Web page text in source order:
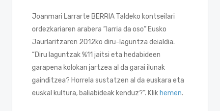
Joanmari Larrarte BERRIA Taldeko kontseilari
ordezkariaren arabera “larria da oso” Eusko
Jaurlaritzaren 2012ko diru-laguntza deialdia.
“Diru laguntzak %11 jaitsi eta hedabideen
garapena kolokan jartzea al da garai ilunak
gainditzea? Horrela sustatzen al da euskara eta
euskal kultura, baliabideak kenduz?”. Klik hemen.